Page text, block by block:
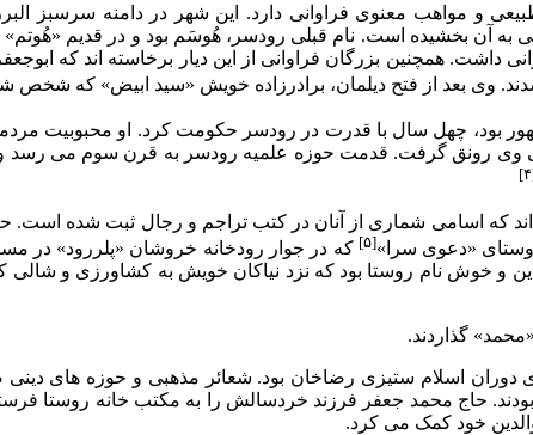
و مواهب معنوى فراوانى دارد. این شهر در دامنه سرسبز
آن بخشیده است. نام قبلى رودسر، هُوسَم بود و در قدیم «هُوتم»
همچنین بزرگان فراوانى از این دیار برخاسته اند که
وى بعد از فتح دیلمان، برادرزاده خویش «سید ابیض» که شخص
بود، چهل سال با قدرت در رودسر حکومت کرد. او محبوبیت
وى رونق گرفت. قدمت حوزه علمیه رودسر به قرن سوم مى رسد
که اسامى شمارى از آنان در کتب تراجم و رجال ثبت شده است.
[۵]
که در جوار رودخانه خروشان «پلررود» در
و خوش نام روستا بود که نزد نیاکان خویش به کشاورزى و
اسلام ستیزى رضاخان بود. شعائر مذهبى و حوزه هاى دینى
حاج محمد جعفر فرزند خردسالش را به مکتب خانه روستا
خود کمک مى کرد.